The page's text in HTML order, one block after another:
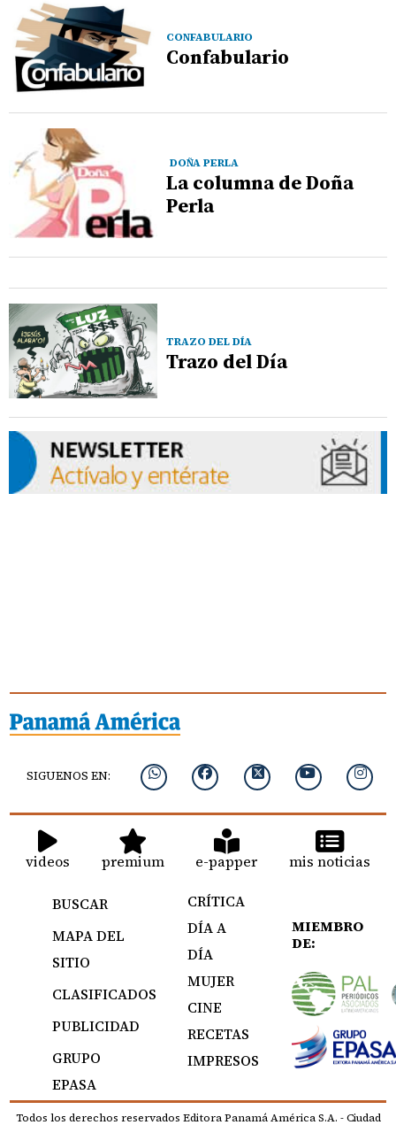
CONFABULARIO
Confabulario
DOÑA PERLA
La columna de Doña
Perla
TRAZO DEL DÍA
Trazo del Día
SIGUENOS EN:
videos premium e-papper mis noticias
BUSCAR
MAPA DEL
SITIO
CLASIFICADOS
PUBLICIDAD
GRUPO
EPASA
CRÍTICA
DÍA A
DÍA
MUJER
CINE
RECETAS
IMPRESOS
MIEMBRO
DE:
Todos los derechos reservados Editora Panamá América S.A. - Ciudad